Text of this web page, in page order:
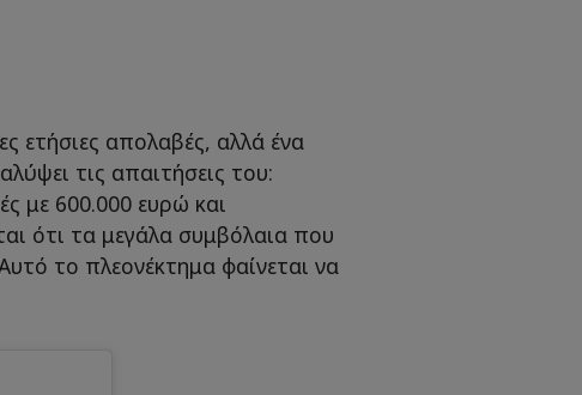
ετήσιες απολαβές, αλλά ένα
τις απαιτήσεις του:
με 600.000 ευρώ και
ότι τα μεγάλα συμβόλαια που
το πλεονέκτημα φαίνεται να